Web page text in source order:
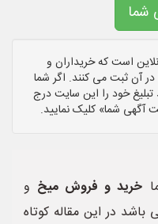
شما
است که خریداران و
آن ثبت می کنند. اگر شما
خود را این سایت درج
آگهی شما» کلیک نمایید.
خرید و فروش میخ و
باشد در این مقاله کوتاه